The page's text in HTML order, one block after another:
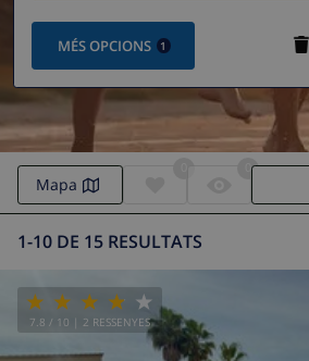
MÉS OPCIONS 1
1-10 DE 15 RESULTATS
Mapa
7.8 / 10 | 2 RESSENYES